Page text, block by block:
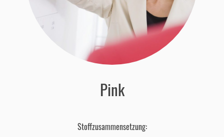
Pink
Stoffzusammensetzung: